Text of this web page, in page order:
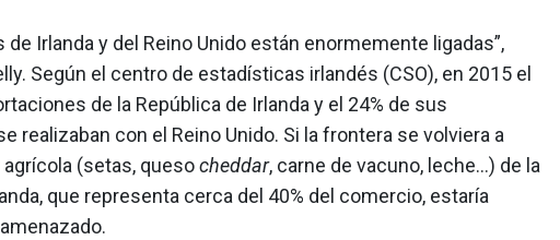
de Irlanda y del Reino Unido están enormemente ligadas”,
Según el centro de estadísticas irlandés (CSO), en 2015 el
de la República de Irlanda y el 24% de sus
realizaban con el Reino Unido. Si la frontera se volviera a
(setas, quesocheddar, carne de vacuno, leche…) de la
que representa cerca del 40% del comercio, estaría